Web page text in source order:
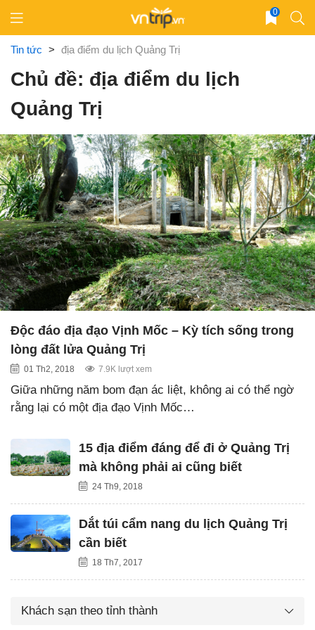
content
0
Tin tức > địa điểm du lịch Quảng Trị
Chủ đề: địa điểm du lịch
Quảng Trị
Độc đáo địa đạo Vịnh Mốc – Kỳ tích sống trong
lòng đất lửa Quảng Trị
01 Th2, 2018 7.9K lượt xem
Giữa những năm bom đạn ác liệt, không ai có thể ngờ
rằng lại có một địa đạo Vịnh Mốc…
15 địa điểm đáng để đi ở Quảng Trị
mà không phải ai cũng biết
24 Th9, 2018
Dắt túi cẩm nang du lịch Quảng Trị
cần biết
18 Th7, 2017
Khách sạn theo tỉnh thành